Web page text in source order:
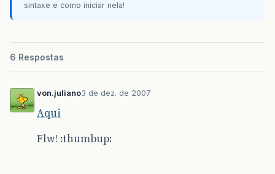
sintaxe e como iniciar nela!
6 Respostas
von.juliano3 de dez. de 2007
Aqui
Flw! :thumbup: